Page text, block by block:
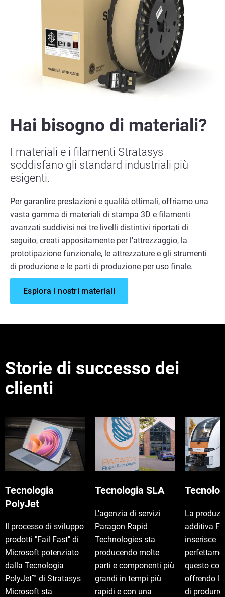
Hai bisogno di materiali?
I materiali e i filamenti Stratasys
soddisfano gli standard industriali più
esigenti.
Per garantire prestazioni e qualità ottimali, offriamo una
vasta gamma di materiali di stampa 3D e filamenti
avanzati suddivisi nei tre livelli distintivi riportati di
seguito, creati appositamente per l'attrezzaggio, la
prototipazione funzionale, le attrezzature e gli strumenti
di produzione e le parti di produzione per uso finale.
Esplora i nostri materiali
Storie di successo dei
clienti
Tecnologia
PolyJet
Il processo di sviluppo
prodotti "Fail Fast" di
Microsoft potenziato
dalla Tecnologia
PolyJet™ di Stratasys
Microsoft sta
Tecnologia SLA
L'agenzia di servizi
Paragon Rapid
Technologies sta
producendo molte
parti e componenti più
grandi in tempi più
rapidi e con una
La
additiva
inserisce
questo
offrendo
di